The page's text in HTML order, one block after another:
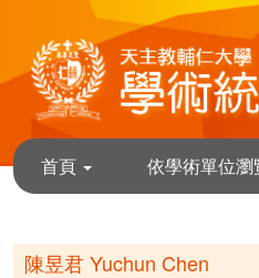
首頁 依學術單位瀏
陳昱君 Yuchun Chen